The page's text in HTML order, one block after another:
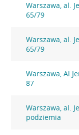
Warszawa, al.
65/79
Warszawa, al.
65/79
Warszawa,
87
Warszawa, al.
podziemia